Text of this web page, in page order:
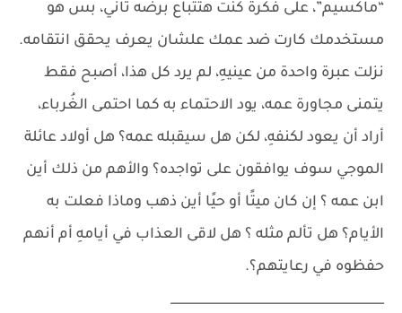
“ماكسيم”، على فكرة كنت هتتباع برضه تاني، بس هو
مستخدمك كارت ضد عمك علشان يعرف يحقق انتقامه.
نزلت عبرة واحدة من عينيهِ، لم يرد كل هذا، أصبح فقط
يتمنى مجاورة عمه، يود الاحتماء به كما احتمى الغُرباء،
أراد أن يعود لكنفهِ، لكن هل سيقبله عمه؟ هل أولاد عائلة
الموجي سوف يوافقون على تواجده؟ والأهم من ذلك أين
ابن عمه ؟ إن كان ميتًا أو حيًا أين ذهب وماذا فعلت به
الأيام؟ هل تألم مثله ؟ هل لاقى العذاب في أيامهِ أم أنهم
حفظوه في رعايتهم؟.
__________________________________